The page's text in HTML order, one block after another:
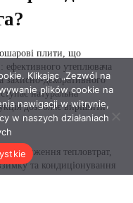
Klikając „Zezwól na
plików cookie na
nawigacji w witrynie,
w naszych działaniach